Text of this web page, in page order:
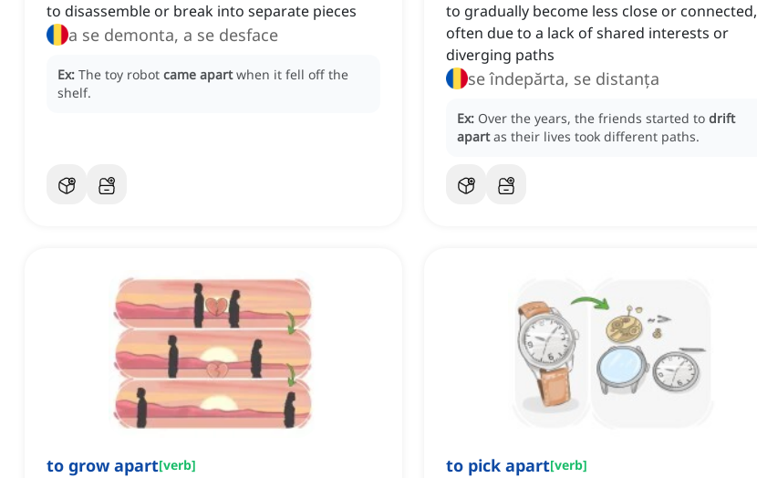
to disassemble or break into separate pieces
a se demonta, a se desface
Ex: The toy robot came apart when it fell off the
shelf.
to gradually become less close or connected,
often due to a lack of shared interests or
diverging paths
se îndepărta, se distanța
Ex: Over the years, the friends started to drift
apart as their lives took different paths.
to grow apart[verb] to pick apart[verb]